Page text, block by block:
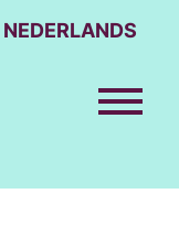
NEDERLANDS